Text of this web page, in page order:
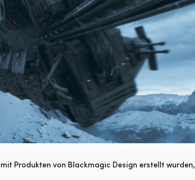
Produkten von Blackmagic Design erstellt wurden,